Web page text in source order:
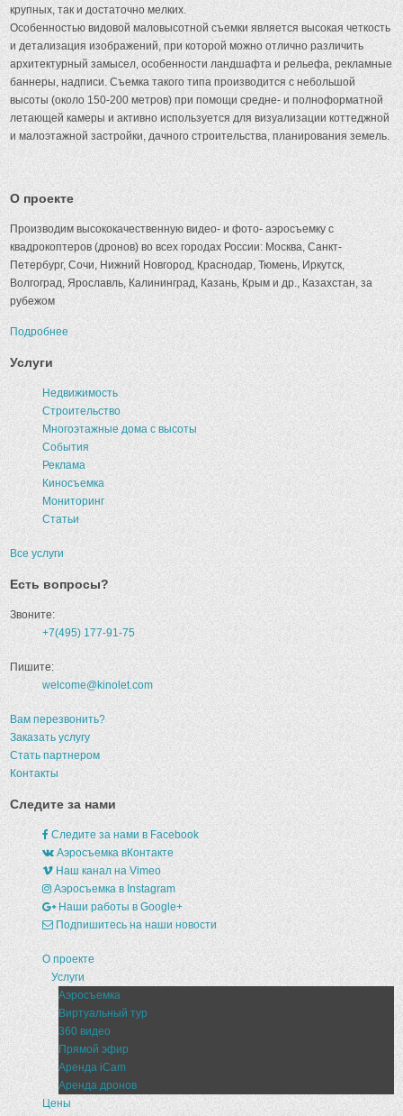
крупных, так и достаточно мелких.
Особенностью видовой маловысотной съемки является высокая четкость
и детализация изображений, при которой можно отлично различить
архитектурный замысел, особенности ландшафта и рельефа, рекламные
баннеры, надписи. Съемка такого типа производится с небольшой
высоты (около 150-200 метров) при помощи средне- и полноформатной
летающей камеры и активно используется для визуализации коттеджной
и малоэтажной застройки, дачного строительства, планирования земель.
О проекте
Производим высококачественную видео- и фото- аэросъемку с
квадрокоптеров (дронов) во всех городах России: Москва, Санкт-
Петербург, Сочи, Нижний Новгород, Краснодар, Тюмень, Иркутск,
Волгоград, Ярославль, Калининград, Казань, Крым и др., Казахстан, за
рубежом
Подробнее
Услуги
Недвижимость
Строительство
Многоэтажные дома с высоты
События
Реклама
Киносъемка
Мониторинг
Статьи
Все услуги
Есть вопросы?
Звоните:
+7(495) 177-91-75
Пишите:
welcome@kinolet.com
Вам перезвонить?
Заказать услугу
Стать партнером
Контакты
Следите за нами
Следите за нами в Facebook
Аэросъемка вКонтакте
Наш канал на Vimeo
Аэросъемка в Instagram
Наши работы в Google+
Подпишитесь на наши новости
О проекте
Услуги
Аэросъемка
Виртуальный тур
360 видео
Прямой эфир
Аренда iCam
Аренда дронов
Цены